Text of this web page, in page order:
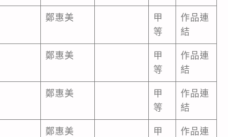
鄭惠美
甲
等
作品連
結
鄭惠美
甲
等
作品連
結
鄭惠美
甲
等
作品連
結
鄭惠美
甲
作品連